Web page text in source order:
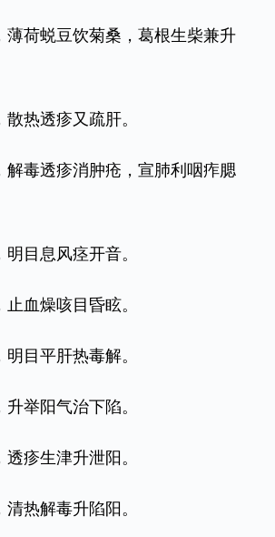
薄荷蜕豆饮菊桑，葛根生柴兼升
热透疹又疏肝。
解毒透疹消肿疮，宣肺利咽痄腮
目息风痉开音。
血燥咳目昏眩。
目平肝热毒解。
举阳气治下陷。
疹生津升泄阳。
热解毒升陷阳。